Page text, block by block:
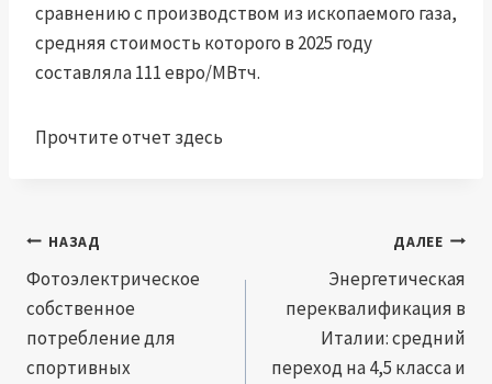
сравнению с производством из ископаемого газа,
средняя стоимость которого в 2025 году
составляла 111 евро/МВтч.
Прочтите отчет здесь
Навигация
по
записям
НАЗАД
Фотоэлектрическое
собственное
потребление для
спортивных
ДАЛЕЕ
Энергетическая
переквалификация в
Италии: средний
переход на 4,5 класса и